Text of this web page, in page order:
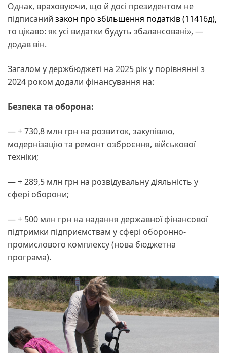
Однак, враховуючи, що й досі президентом не
підписаний закон про збільшення податків (11416д),
то цікаво: як усі видатки будуть збалансовані», —
додав він.
Загалом у держбюджеті на 2025 рік у порівнянні з
2024 роком додали фінансування на:
Безпека та оборона:
— + 730,8 млн грн на розвиток, закупівлю,
модернізацію та ремонт озброєння, військової
техніки;
— + 289,5 млн грн на розвідувальну діяльність у
сфері оборони;
— + 500 млн грн на надання державної фінансової
підтримки підприємствам у сфері оборонно-
промислового комплексу (нова бюджетна
програма).